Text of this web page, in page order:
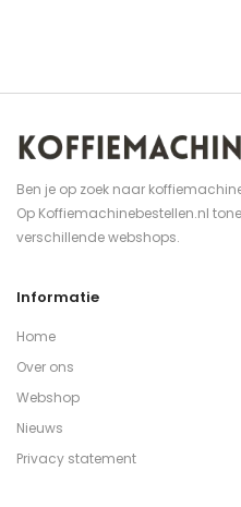
Ben je op zoek naar
Op Koffiemachinebestellen.nl
verschillende webshops.
Informatie
Home
Over ons
Webshop
Nieuws
Privacy statement